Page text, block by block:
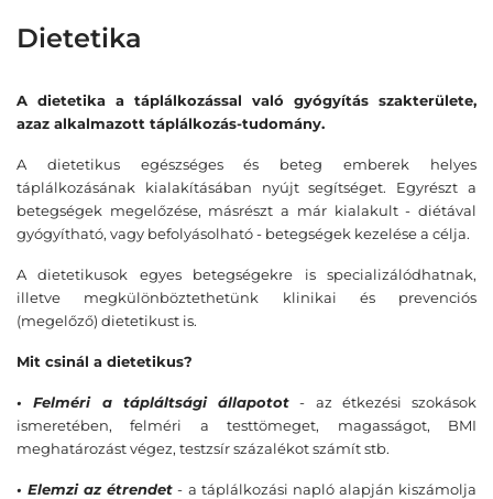
Dietetika
A dietetika a táplálkozással való gyógyítás szakterülete,
azaz alkalmazott táplálkozás-tudomány.
A dietetikus egészséges és beteg emberek helyes
táplálkozásának kialakításában nyújt segítséget. Egyrészt a
betegségek megelőzése, másrészt a már kialakult - diétával
gyógyítható, vagy befolyásolható - betegségek kezelése a célja.
A dietetikusok egyes betegségekre is specializálódhatnak,
illetve megkülönböztethetünk klinikai és prevenciós
(megelőző) dietetikust is.
Mit csinál a dietetikus?
• Felméri a tápláltsági állapotot - az étkezési szokások
ismeretében, felméri a testtömeget, magasságot, BMI
meghatározást végez, testzsír százalékot számít stb.
• Elemzi az étrendet - a táplálkozási napló alapján kiszámolja